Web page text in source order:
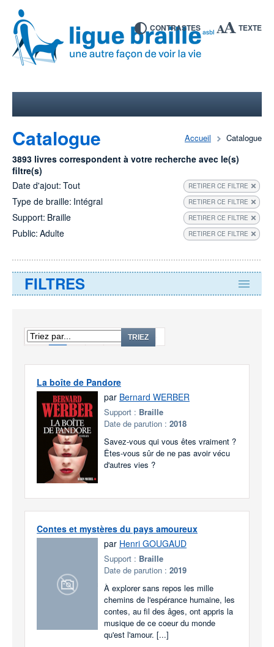
CONTRASTES TEXTE
Accueil Catalogue
Catalogue
3893 livres correspondent à votre recherche avec le(s)
filtre(s)
Date d'ajout: Tout RETIRER CE FILTRE
Type de braille: Intégral RETIRER CE FILTRE
Support: Braille RETIRER CE FILTRE
Public: Adulte RETIRER CE FILTRE
FILTRES
1 244
TRIEZ
La boîte de Pandore
par Bernard WERBER
Support : Braille
Date de parution : 2018
Savez-vous qui vous êtes vraiment ?
Êtes-vous sûr de ne pas avoir vécu
d'autres vies ?
Contes et mystères du pays amoureux
par Henri GOUGAUD
Support : Braille
Date de parution : 2019
À explorer sans repos les mille
chemins de l'espérance humaine, les
contes, au fil des âges, ont appris la
musique de ce coeur du monde
qu'est l'amour. [...]